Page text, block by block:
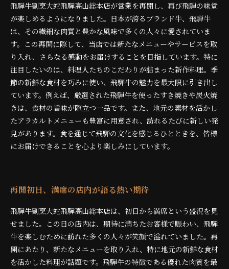
飛騨牛割烹大蛇飛騨高山総本店が営業を再開し、再び飛騨の味覚
が楽しめるようになりました。日本が誇るブランド牛、飛騨牛
は、その繊細な肉質と豊かな風味で多くの人々に愛されていま
す。この再開に際して、当店では新たなメニューやサービスを取
り入れ、さらなる感動をお届けすることを目指しています。特に
注目したいのは、料理人たちのこだわりが詰まった新作料理。季
節の新鮮な食材を巧みに使い、飛騨牛の魅力を最大限に引き出し
ています。例えば、厳選された飛騨牛を使ったすき焼きや炭火焼
きは、食材の旨味が際立つ一品です。また、地元の素材を活かし
たアラカルトメニューも豊富に用意され、訪れるたびに新しい発
見があります。食を通じて飛騨の文化を感じるひとときを、皆様
にお届けできることを心より楽しみにしています。
再開初日、満席の店内が語る熱い期待
飛騨牛割烹大蛇飛騨高山総本店は、初日から満席という盛況を見
せました。この日の店内は、期待に満ちたお客様で賑わい、飛騨
牛を楽しむために訪れた多くの人々が笑顔で溢れていました。再
開にあたり、新たなメニューを取り入れ、特に地元の新鮮な食材
を活かした料理が話題です。飛騨牛の特徴である優れた肉質を最